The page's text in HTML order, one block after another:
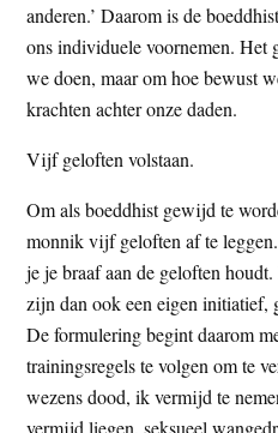
anderen.’ Daarom is de
ons individuele voornemen. Het
we doen, maar om hoe bewust
krachten achter onze daden.
Vijf geloften volstaan.
Om als boeddhist gewijd te
monnik vijf geloften af te
je je braaf aan de geloften
zijn dan ook een eigen initiatief,
De formulering begint daarom
trainingsregels te volgen om te
wezens dood, ik vermijd te
vermijd liegen, seksueel